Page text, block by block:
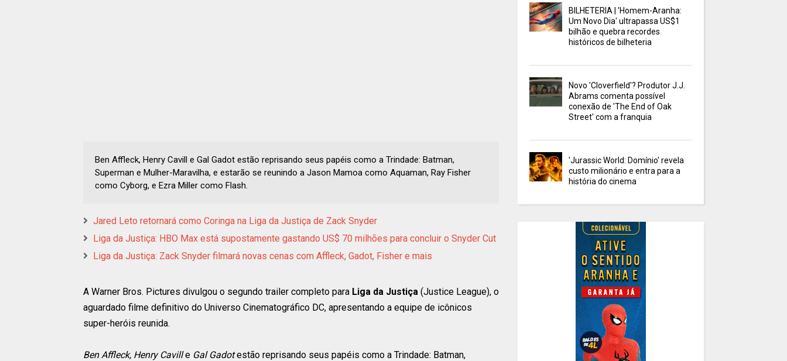
Ben Affleck, Henry Cavill e Gal Gadot estão reprisando seus papéis como a Trindade: Batman,
Superman e Mulher-Maravilha, e estarão se reunindo a Jason Mamoa como Aquaman, Ray Fisher
como Cyborg, e Ezra Miller como Flash.
Jared Leto retornará como Coringa na Liga da Justiça de Zack Snyder
Liga da Justiça: HBO Max está supostamente gastando US$ 70 milhões para concluir o Snyder Cut
Liga da Justiça: Zack Snyder filmará novas cenas com Affleck, Gadot, Fisher e mais
A Warner Bros. Pictures divulgou o segundo trailer completo para Liga da Justiça (Justice League), o
aguardado filme definitivo do Universo Cinematográfico DC, apresentando a equipe de icônicos
super-heróis reunida.
Ben Affleck, Henry Caville Gal Gadotestão reprisando seus papéis como a Trindade: Batman,
BILHETERIA | 'Homem-Aranha:
Um Novo Dia' ultrapassa US$1
bilhão e quebra recordes
históricos de bilheteria
Novo 'Cloverfield'? Produtor J.J.
Abrams comenta possível
conexão de 'The End of Oak
Street' com a franquia
'Jurassic World: Domínio' revela
custo milionário e entra para a
história do cinema